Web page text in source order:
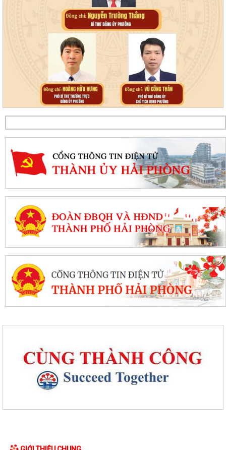
Thanh thiếu niên, nhi đồng phường Tân Hưng sôi nổi tranh tài trên